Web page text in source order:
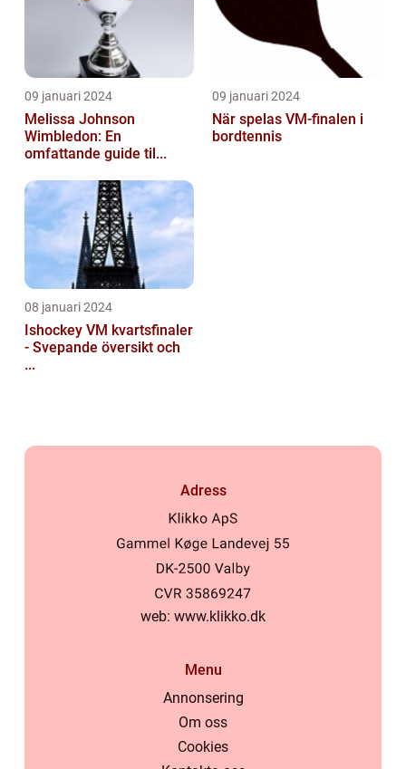
09 januari 2024
Melissa Johnson
Wimbledon: En
omfattande guide til...
09 januari 2024
När spelas VM-finalen i
bordtennis
08 januari 2024
Ishockey VM kvartsfinaler
- Svepande översikt och
...
Adress
web: www.klikko.dk
Menu
Annonsering
Om oss
Cookies